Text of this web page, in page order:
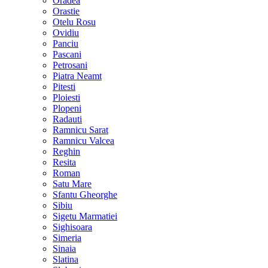
Orastie
Otelu Rosu
Ovidiu
Panciu
Pascani
Petrosani
Piatra Neamt
Pitesti
Ploiesti
Plopeni
Radauti
Ramnicu Sarat
Ramnicu Valcea
Reghin
Resita
Roman
Satu Mare
Sfantu Gheorghe
Sibiu
Sigetu Marmatiei
Sighisoara
Simeria
Sinaia
Slatina